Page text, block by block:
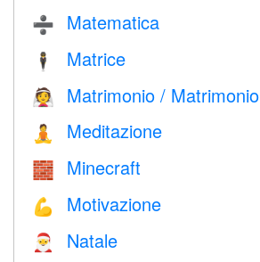
➗ Matematica
🕴️ Matrice
👰 Matrimonio / Matrimonio
🧘 Meditazione
🧱 Minecraft
💪 Motivazione
🎅 Natale